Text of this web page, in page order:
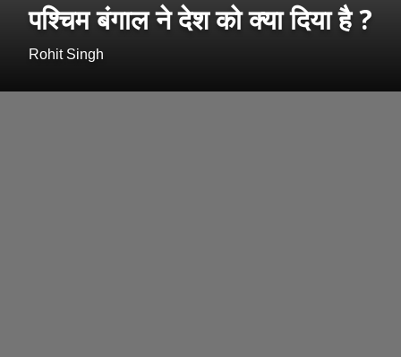
पश्चिम बंगाल ने देश को क्या दिया है ?
Rohit Singh